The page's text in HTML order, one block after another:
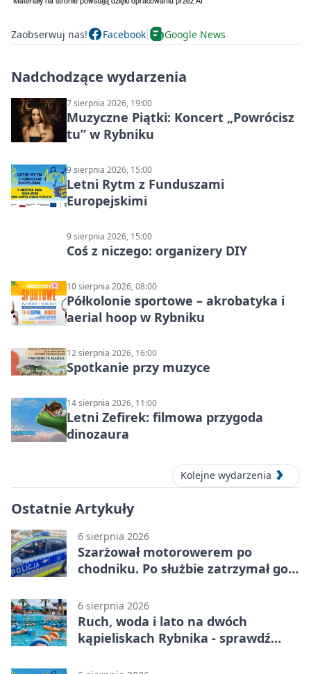
Zaobserwuj nas! Facebook Google News
Nadchodzące wydarzenia
7 sierpnia 2026, 19:00
Muzyczne Piątki: Koncert „Powrócisz
tu” w Rybniku
9 sierpnia 2026, 15:00
Letni Rytm z Funduszami
Europejskimi
9 sierpnia 2026, 15:00
Coś z niczego: organizery DIY
10 sierpnia 2026, 08:00
Półkolonie sportowe – akrobatyka i
aerial hoop w Rybniku
12 sierpnia 2026, 16:00
Spotkanie przy muzyce
14 sierpnia 2026, 11:00
Letni Zefirek: filmowa przygoda
dinozaura
Kolejne wydarzenia
Ostatnie Artykuły
6 sierpnia 2026
Szarżował motorowerem po
chodniku. Po służbie zatrzymał go
6 sierpnia 2026
Ruch, woda i lato na dwóch
kąpieliskach Rybnika - sprawdź